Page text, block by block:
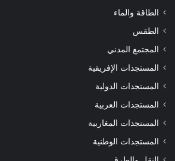
الطاقة والماء
الطقس
المجتمع المدني
المستجدات الإفريقية
المستجدات الدولية
المستجدات العربية
المستجدات المغاربية
المستجدات الوطنية